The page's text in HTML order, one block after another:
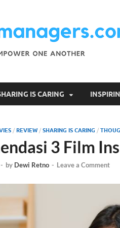
IS CARING
/ REVIEW / SHARING IS CARING /
3 Film
- by Dewi Retno - Leave a Comment